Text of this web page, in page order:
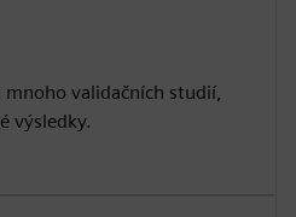
validačních studií,
výsledky.